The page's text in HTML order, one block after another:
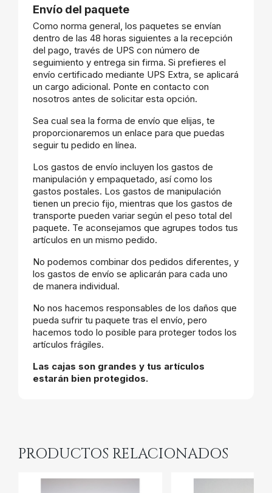
Envío del paquete
Como norma general, los paquetes se envían
dentro de las 48 horas siguientes a la recepción
del pago, través de UPS con número de
seguimiento y entrega sin firma. Si prefieres el
envío certificado mediante UPS Extra, se aplicará
un cargo adicional. Ponte en contacto con
nosotros antes de solicitar esta opción.
Sea cual sea la forma de envío que elijas, te
proporcionaremos un enlace para que puedas
seguir tu pedido en línea.
Los gastos de envío incluyen los gastos de
manipulación y empaquetado, así como los
gastos postales. Los gastos de manipulación
tienen un precio fijo, mientras que los gastos de
transporte pueden variar según el peso total del
paquete. Te aconsejamos que agrupes todos tus
artículos en un mismo pedido.
No podemos combinar dos pedidos diferentes, y
los gastos de envío se aplicarán para cada uno
de manera individual.
No nos hacemos responsables de los daños que
pueda sufrir tu paquete tras el envío, pero
hacemos todo lo posible para proteger todos los
artículos frágiles.
Las cajas son grandes y tus artículos
estarán bien protegidos.
PRODUCTOS RELACIONADOS